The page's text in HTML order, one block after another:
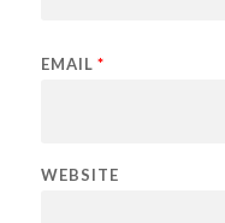
EMAIL *
WEBSITE